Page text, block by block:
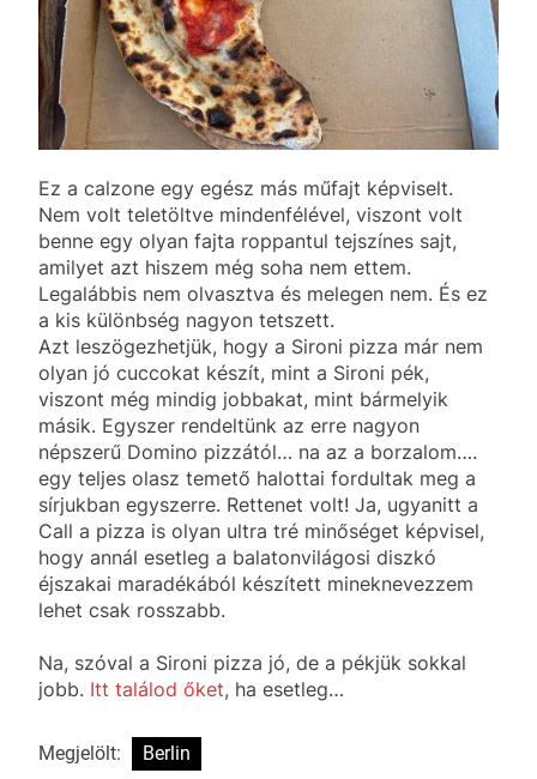
Ez a calzone egy egész más műfajt képviselt.
Nem volt teletöltve mindenfélével, viszont volt
benne egy olyan fajta roppantul tejszínes sajt,
amilyet azt hiszem még soha nem ettem.
Legalábbis nem olvasztva és melegen nem. És ez
a kis különbség nagyon tetszett.
Azt leszögezhetjük, hogy a Sironi pizza már nem
olyan jó cuccokat készít, mint a Sironi pék,
viszont még mindig jobbakat, mint bármelyik
másik. Egyszer rendeltünk az erre nagyon
népszerű Domino pizzától… na az a borzalom….
egy teljes olasz temető halottai fordultak meg a
sírjukban egyszerre. Rettenet volt! Ja, ugyanitt a
Call a pizza is olyan ultra tré minőséget képvisel,
hogy annál esetleg a balatonvilágosi diszkó
éjszakai maradékából készített mineknevezzem
lehet csak rosszabb.
Na, szóval a Sironi pizza jó, de a pékjük sokkal
jobb. Itt találod őket, ha esetleg…
Megjelölt: Berlin